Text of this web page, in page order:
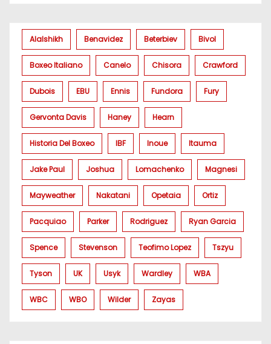
Alalshikh Benavidez Beterbiev Bivol
Boxeo Italiano Canelo Chisora Crawford
Dubois EBU Ennis Fundora Fury
Gervonta Davis Haney Hearn
Historia Del Boxeo IBF Inoue Itauma
Jake Paul Joshua Lomachenko Magnesi
Mayweather Nakatani Opetaia Ortiz
Pacquiao Parker Rodriguez Ryan Garcia
Spence Stevenson Teofimo Lopez Tszyu
Tyson UK Usyk Wardley WBA
WBC WBO Wilder Zayas